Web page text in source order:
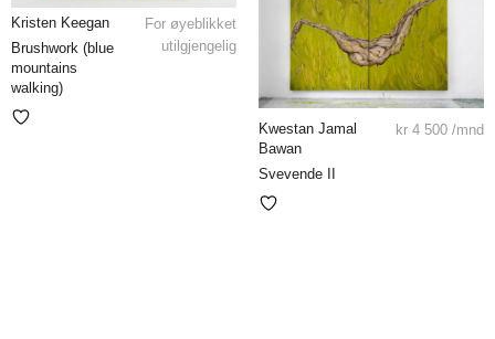
Kristen Keegan
Brushwork (blue
mountains
walking)
For øyeblikket
utilgjengelig
Kwestan Jamal
Bawan
Svevende II
kr 4 500 /mnd